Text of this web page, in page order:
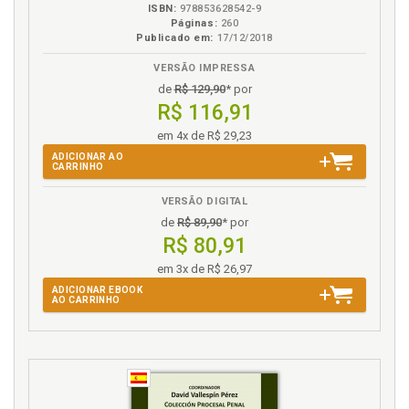
Relações jurídicas previdenciárias, p. 46
Respostas constitucionalmente adequadas, p. 99
Seguridade e previdência social, p. 35
Seguridade social. Princípios, p. 61
Seguridade social. Princípios específicos, p. 63
Seguridade social. Sistema, p. 19
Sentidos jurídicos. Texto, norma e os sentidos
Sistema de seguridade social, p. 19
ISBN: 978853628542-9
Páginas: 260
Publicado em: 17/12/2018
VERSÃO IMPRESSA
deR$ 129,90* por
R$ 116,91
em 4x de R$ 29,23
ADICIONAR AO
CARRINHO
VERSÃO DIGITAL
de R$ 89,90* por
R$ 80,91
em 3x de R$ 26,97
ADICIONAR EBOOK
AO CARRINHO